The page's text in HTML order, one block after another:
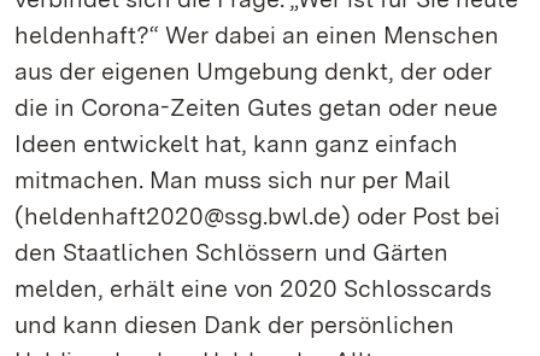
heldenhaft?“ Wer dabei an einen Menschen
aus der eigenen Umgebung denkt, der oder
die in Corona-Zeiten Gutes getan oder neue
Ideen entwickelt hat, kann ganz einfach
mitmachen. Man muss sich nur per Mail
(heldenhaft2020@ssg.bwl.de) oder Post bei
den Staatlichen Schlössern und Gärten
melden, erhält eine von 2020 Schlosscards
und kann diesen Dank der persönlichen